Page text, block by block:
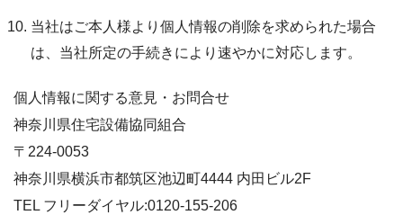
当社はご本人様より個人情報の削除を求められた場合
は、当社所定の手続きにより速やかに対応します。
個人情報に関する意見・お問合せ
神奈川県住宅設備協同組合
〒224-0053
神奈川県横浜市都筑区池辺町4444 内田ビル2F
TEL フリーダイヤル:0120-155-206